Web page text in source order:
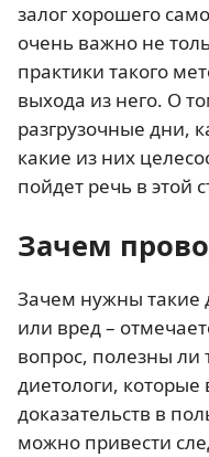
залог хорошего
очень важно не
практики такого
выхода из него. О
разгрузочные дни,
какие из них
пойдет речь в этой
Зачем
Зачем нужны такие
или вред –
вопрос, полезны ли
диетологи,
доказательств в
можно привести